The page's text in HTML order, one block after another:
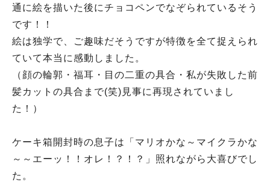
通に絵を描いた後にチョコペンでなぞられているそう
です！！
絵は独学で、ご趣味だそうですが特徴を全て捉えられ
ていて本当に感動しました。
（顔の輪郭・福耳・目の二重の具合・私が失敗した前
髪カットの具合まで(笑)見事に再現されていまし
た！）
ケーキ箱開封時の息子は「マリオかな～マイクラかな
～～エーッ！！オレ！？！？」照れながら大喜びでし
た。